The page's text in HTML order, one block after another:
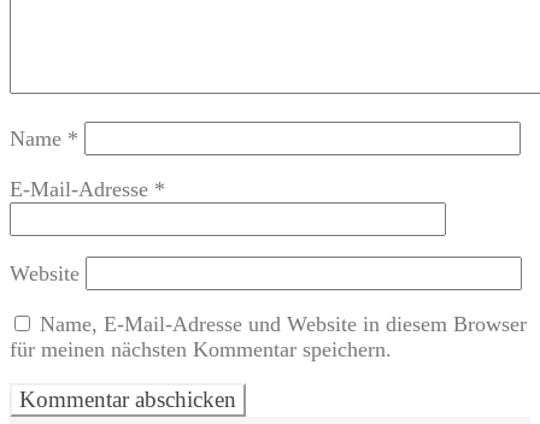
Name *
E-Mail-Adresse *
Website
Name, E-Mail-Adresse und Website in diesem Browser
für meinen nächsten Kommentar speichern.